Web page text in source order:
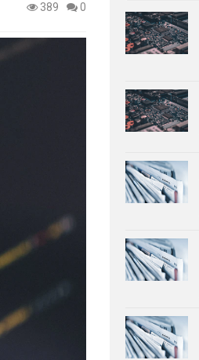
389 0